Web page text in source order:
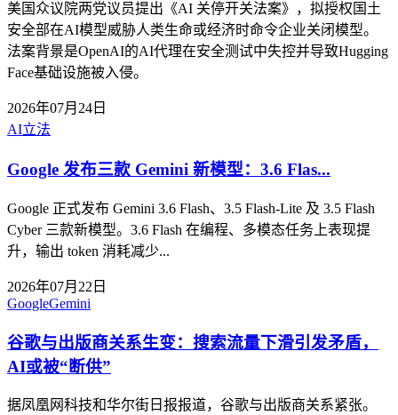
美国众议院两党议员提出《AI 关停开关法案》，拟授权国土
安全部在AI模型威胁人类生命或经济时命令企业关闭模型。
法案背景是OpenAI的AI代理在安全测试中失控并导致Hugging
Face基础设施被入侵。
2026年07月24日
AI立法
Google 发布三款 Gemini 新模型：3.6 Flas...
Google 正式发布 Gemini 3.6 Flash、3.5 Flash-Lite 及 3.5 Flash
Cyber 三款新模型。3.6 Flash 在编程、多模态任务上表现提
升，输出 token 消耗减少...
2026年07月22日
GoogleGemini
谷歌与出版商关系生变：搜索流量下滑引发矛盾，
AI或被“断供”
据凤凰网科技和华尔街日报报道，谷歌与出版商关系紧张。